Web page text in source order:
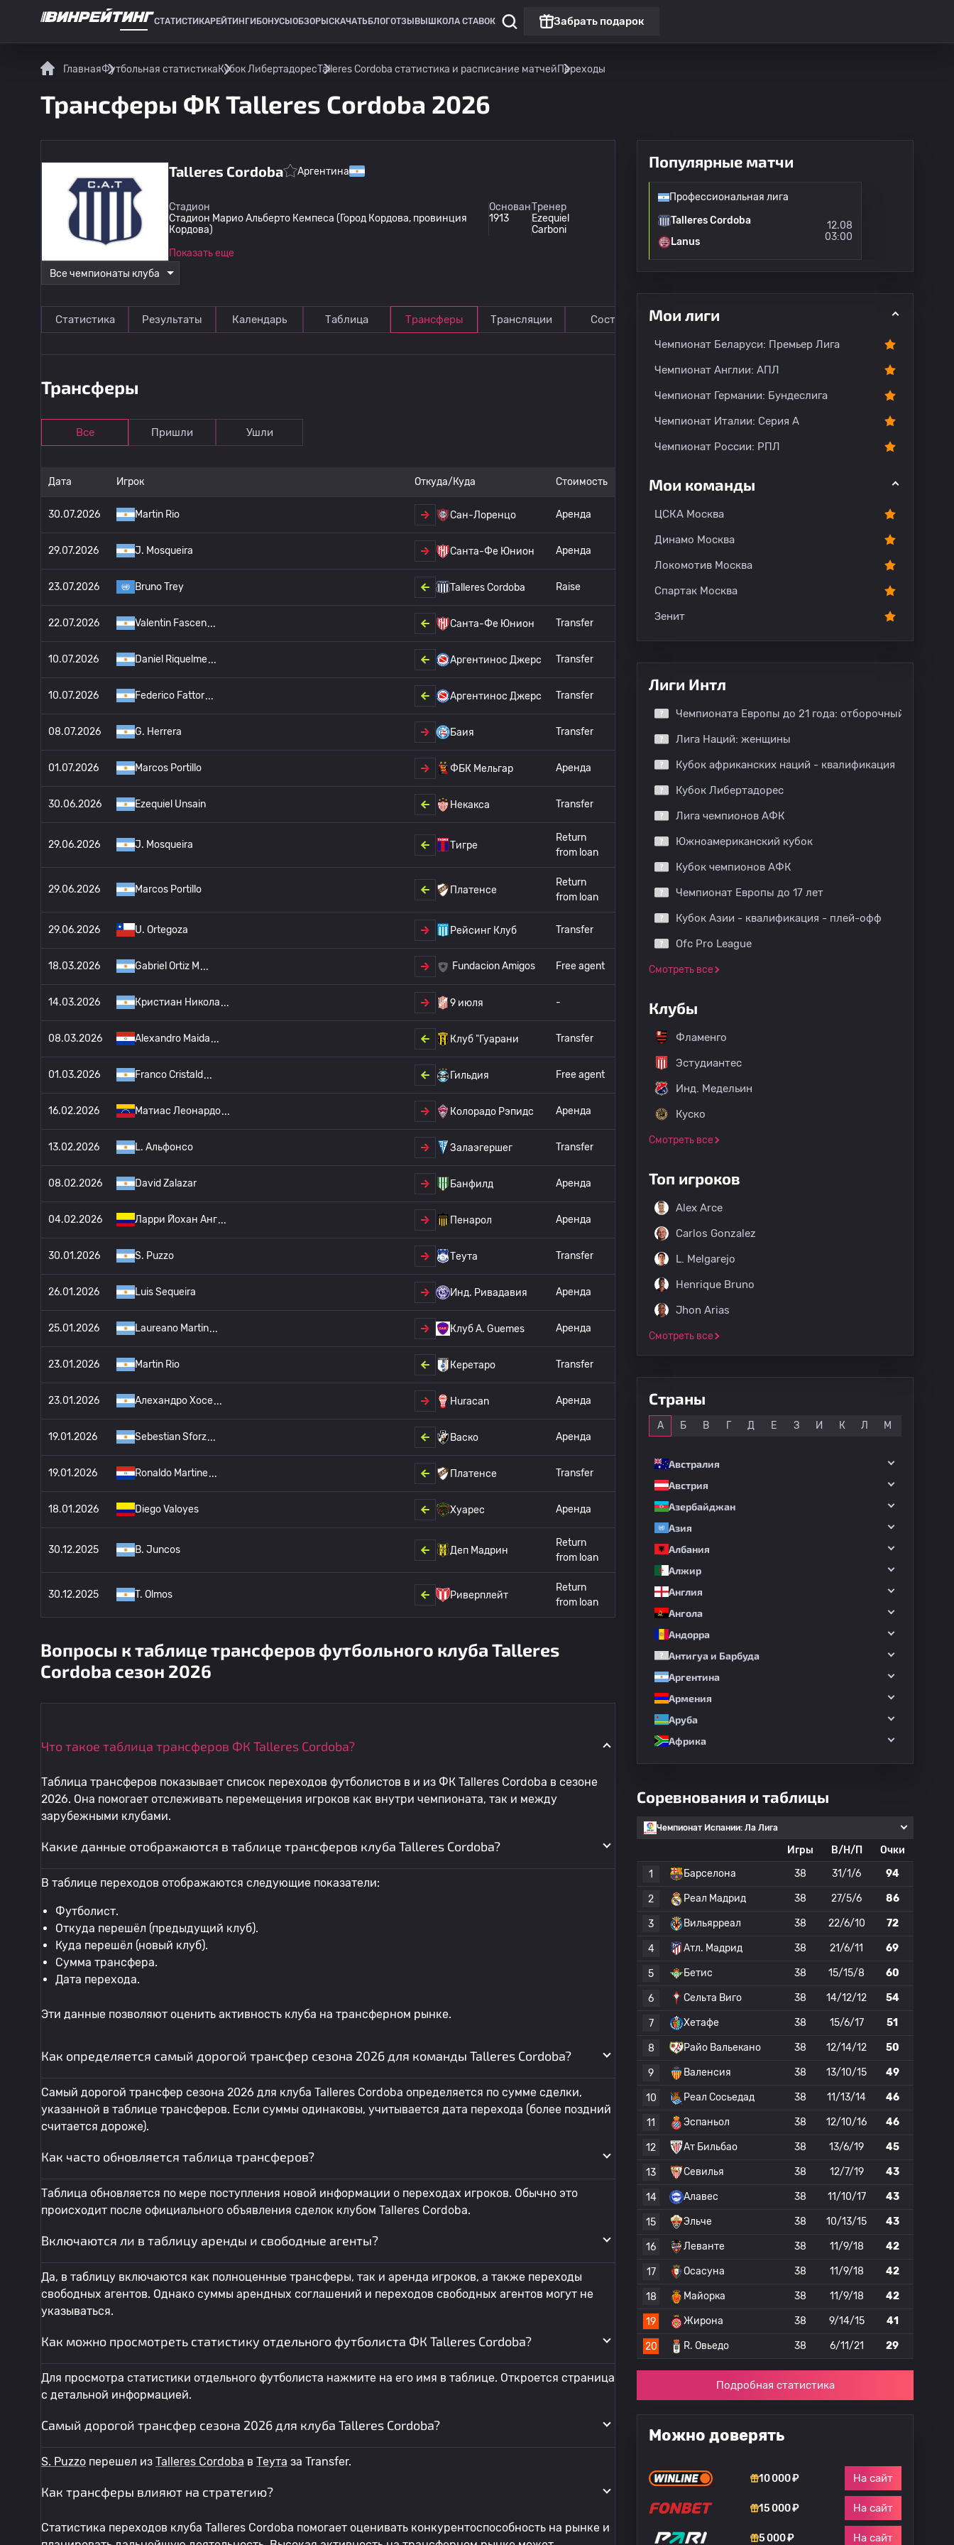
СТАТИСТИКАРЕЙТИНГИ БОНУСЫ ОБЗОРЫ СКАЧАТЬ БЛОГОТЗЫВЫ ШКОЛА СТАВОК Забрать подарок
ГлавнаяФутбольная статистикаКубок ЛибертадоресTalleres Cordoba статистика и расписание матчейПереходы
Трансферы ФК Talleres Cordoba 2026
Talleres Cordoba Аргентина
Стадион
Стадион Марио Альберто Кемпеса (Город Кордова, провинция
Кордова)
Основан
1913
Тренер
Ezequiel
Carboni
Показать еще
Все чемпионаты клуба
Статистика Результаты Календарь Таблица Трансферы Трансляции Состав
Трансферы
Все Пришли Ушли
Дата Игрок Откуда/Куда Стоимость
30.07.2026 Martin Rio Сан-Лоренцо Аренда
29.07.2026 J. Mosqueira Санта-Фе Юнион Аренда
23.07.2026 Bruno Trey Talleres Cordoba Raise
22.07.2026 Valentin Fascen Санта-Фе Юнион Transfer
10.07.2026 Daniel Riquelme Аргентинос Джерс Transfer
10.07.2026 Federico Fattor Аргентинос Джерс Transfer
08.07.2026 G. Herrera Баия Transfer
01.07.2026 Marcos Portillo ФБК Мельгар Аренда
30.06.2026 Ezequiel Unsain Некакса Transfer
29.06.2026 J. Mosqueira Тигре
Return
from loan
29.06.2026 Marcos Portillo Платенсе
Return
from loan
29.06.2026 U. Ortegoza Рейсинг Клуб Transfer
18.03.2026 Gabriel Ortiz M Fundacion Amigos Free agent
14.03.2026 Кристиан Никола 9 июля -
08.03.2026 Alexandro Maida Клуб "Гуарани Transfer
01.03.2026 Franco Cristald Гильдия Free agent
16.02.2026 Матиас Леонардо Колорадо Рэпидс Аренда
13.02.2026 L. Альфонсо Залаэгершег Transfer
08.02.2026 David Zalazar Банфилд Аренда
04.02.2026 Ларри Йохан Анг Пенарол Аренда
30.01.2026 S. Puzzo Теута Transfer
26.01.2026 Luis Sequeira Инд. Ривадавия Аренда
25.01.2026 Laureano Martin Клуб А. Guemes Аренда
23.01.2026 Martin Rio Керетаро Transfer
23.01.2026 Алехандро Хосе Huracan Аренда
19.01.2026 Sebestian Sforz Васко Аренда
19.01.2026 Ronaldo Martine Платенсе Transfer
18.01.2026 Diego Valoyes Хуарес Аренда
30.12.2025 B. Juncos Деп Мадрин
Return
from loan
30.12.2025 T. Olmos Риверплейт
Return
from loan
Вопросы к таблице трансферов футбольного клуба Talleres
Cordoba сезон 2026
Что такое таблица трансферов ФК Talleres Cordoba?
Таблица трансферов показывает список переходов футболистов в и из ФК Talleres Cordoba в сезоне
2026. Она помогает отслеживать перемещения игроков как внутри чемпионата, так и между
зарубежными клубами.
Какие данные отображаются в таблице трансферов клуба Talleres Cordoba?
В таблице переходов отображаются следующие показатели:
Футболист.
Откуда перешёл (предыдущий клуб).
Куда перешёл (новый клуб).
Сумма трансфера.
Дата перехода.
Эти данные позволяют оценить активность клуба на трансферном рынке.
Как определяется самый дорогой трансфер сезона 2026 для команды Talleres Cordoba?
Самый дорогой трансфер сезона 2026 для клуба Talleres Cordoba определяется по сумме сделки,
указанной в таблице трансферов. Если суммы одинаковы, учитывается дата перехода (более поздний
считается дороже).
Как часто обновляется таблица трансферов?
Таблица обновляется по мере поступления новой информации о переходах игроков. Обычно это
происходит после официального объявления сделок клубом Talleres Cordoba.
Включаются ли в таблицу аренды и свободные агенты?
Да, в таблицу включаются как полноценные трансферы, так и аренда игроков, а также переходы
свободных агентов. Однако суммы арендных соглашений и переходов свободных агентов могут не
указываться.
Как можно просмотреть статистику отдельного футболиста ФК Talleres Cordoba?
Для просмотра статистики отдельного футболиста нажмите на его имя в таблице. Откроется страница
с детальной информацией.
Самый дорогой трансфер сезона 2026 для клуба Talleres Cordoba?
S. Puzzo перешел из Talleres Cordoba в Теута за Transfer.
Как трансферы влияют на стратегию?
Статистика переходов клуба Talleres Cordoba помогает оценивать конкурентоспособность на рынке и
Популярные матчи
Профессиональная лига
Talleres Cordoba
Lanus
12.08
03:00
Мои лиги
Чемпионат Беларуси: Премьер Лига
Чемпионат Англии: АПЛ
Чемпионат Германии: Бундеслига
Чемпионат Италии: Серия А
Чемпионат России: РПЛ
Мои команды
ЦСКА Москва
Динамо Москва
Локомотив Москва
Спартак Москва
Зенит
Лиги Интл
Чемпионата Европы до 21 года: отборочный этап
Лига Наций: женщины
Кубок африканских наций - квалификация
Кубок Либертадорес
Лига чемпионов АФК
Южноамериканский кубок
Кубок чемпионов АФК
Чемпионат Европы до 17 лет
Кубок Азии - квалификация - плей-офф
Ofc Pro League
Смотреть все
Клубы
Фламенго
Эстудиантес
Инд. Медельин
Куско
Смотреть все
Топ игроков
Alex Arce
Carlos Gonzalez
L. Melgarejo
Henrique Bruno
Jhon Arias
Смотреть все
Страны
А Б В Г Д Е З И К Л М
Австралия
Австрия
Азербайджан
Азия
Албания
Алжир
Англия
Ангола
Андорра
Антигуа и Барбуда
Аргентина
Армения
Аруба
Африка
Соревнования и таблицы
Чемпионат Испании: Ла Лига
Игры В/Н/П
Очки
1
Барселона 38 31/1/6 94
2 Реал Мадрид 38 27/5/6 86
3 Вильярреал 38 22/6/10 72
4 Атл. Мадрид 38 21/6/11 69
5 Бетис 38 15/15/8 60
6 Сельта Виго 38 14/12/12 54
7 Хетафе 38 15/6/17 51
8 Райо Вальекано 38 12/14/12 50
9 Валенсия 38 13/10/15 49
10 Реал Сосьедад 38 11/13/14 46
11 Эспаньол 38 12/10/16 46
12 Ат Бильбао 38 13/6/19 45
13 Севилья 38 12/7/19 43
14 Алавес 38 11/10/17 43
15 Эльче 38 10/13/15 43
16 Леванте 38 11/9/18 42
17 Осасуна 38 11/9/18 42
18 Майорка 38 11/9/18 42
19 Жирона 38 9/14/15 41
20 R. Овьедо 38 6/11/21 29
Подробная статистика
Можно доверять
10 000 ₽ На сайт
15 000 ₽ На сайт
5 000 ₽ На сайт